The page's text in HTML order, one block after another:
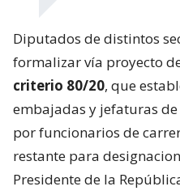
Diputados de distintos
formalizar vía proyecto
criterio 80/20, que
embajadas y jefaturas
por funcionarios de
restante para
Presidente de la